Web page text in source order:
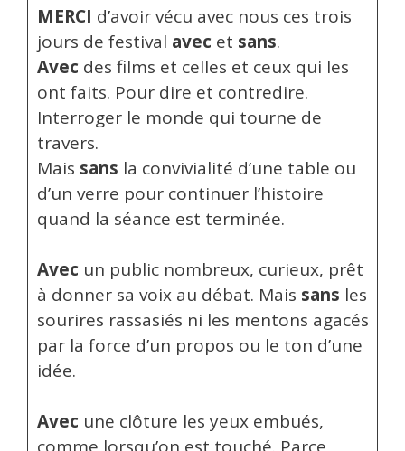
MERCI d’avoir vécu avec nous ces trois
jours de festival avec et sans.
Avec des films et celles et ceux qui les
ont faits. Pour dire et contredire.
Interroger le monde qui tourne de
travers.
Mais sans la convivialité d’une table ou
d’un verre pour continuer l’histoire
quand la séance est terminée.
Avec un public nombreux, curieux, prêt
à donner sa voix au débat. Mais sans les
sourires rassasiés ni les mentons agacés
par la force d’un propos ou le ton d’une
idée.
Avec une clôture les yeux embués,